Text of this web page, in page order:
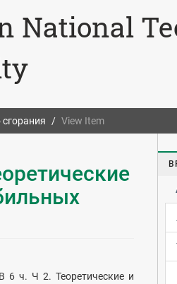
National
сгорания View Item
6 ч. Ч 2. Теоретические и